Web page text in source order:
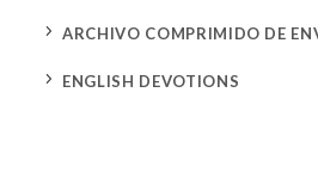
5 ARCHIVO COMPRIMIDO DE
5 ENGLISH DEVOTIONS